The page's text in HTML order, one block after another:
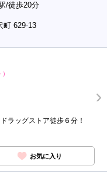
/徒歩20分
町 629-13
ラッグストア徒歩６分！
お気に入り